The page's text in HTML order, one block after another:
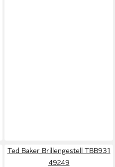
Ted Baker Brillengestell TBB931
49249